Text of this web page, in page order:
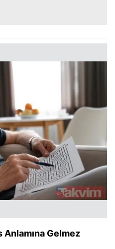
ve sizlere yönelik
kullanılacaktır.
yer alan panel
Çerezlere ilişkin detaylı bilgi
Çerez Bilgilendirme
Kanunu uyarınca
okumak ve sitemizde
çerezlerle ilgili bilgi
Anlamına Gelmez